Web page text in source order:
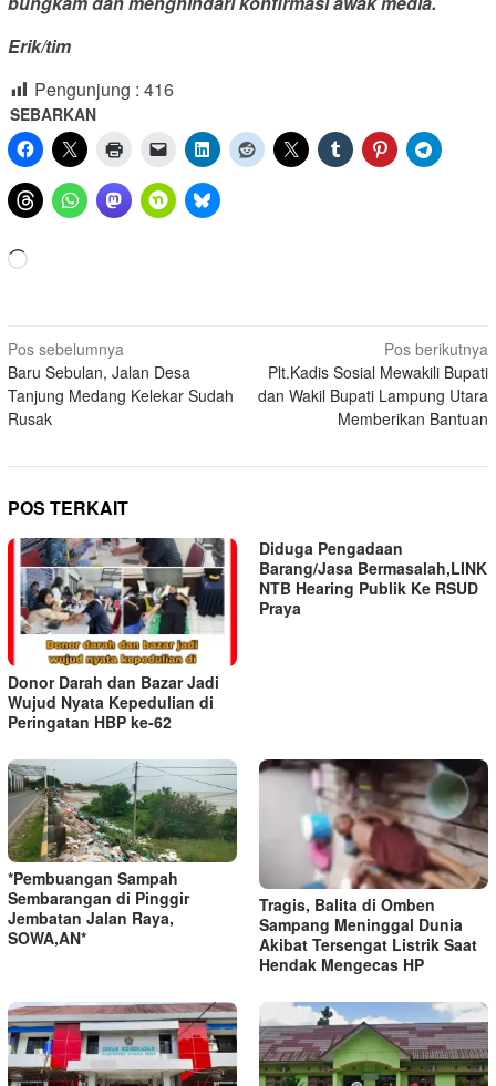
Erik/tim
Pengunjung : 416
SEBARKAN
Navigasi
pos
Pos sebelumnya
Baru Sebulan, Jalan Desa
Tanjung Medang Kelekar Sudah
Rusak
Pos berikutnya
Plt.Kadis Sosial Mewakili Bupati
dan Wakil Bupati Lampung Utara
Memberikan Bantuan
POS TERKAIT
Donor Darah dan Bazar Jadi
Wujud Nyata Kepedulian di
Peringatan HBP ke-62
Diduga Pengadaan
Barang/Jasa Bermasalah,LINK
NTB Hearing Publik Ke RSUD
Praya
*Pembuangan Sampah
Sembarangan di Pinggir
Jembatan Jalan Raya,
SOWA,AN*
Tragis, Balita di Omben
Sampang Meninggal Dunia
Akibat Tersengat Listrik Saat
Hendak Mengecas HP